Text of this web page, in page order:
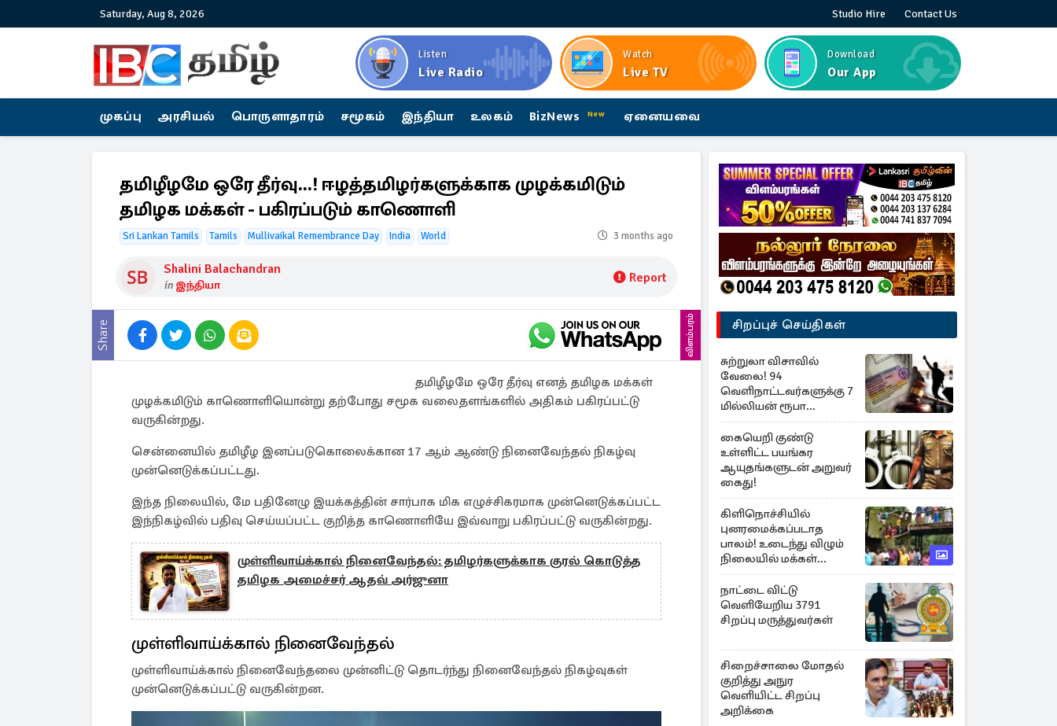
Saturday, Aug 8, 2026 Studio Hire Contact Us
Listen
Live Radio
Watch
Live TV
Download
Our App
முகப்பு அரசியல் பொருளாதாரம் சமூகம் இந்தியா உலகம் BizNews New ஏனையவை
தமிழீழமே ஒரே தீர்வு...! ஈழத்தமிழர்களுக்காக முழக்கமிடும்
தமிழக மக்கள் - பகிரப்படும் காணொளி
Sri Lankan Tamils Tamils Mullivaikal Remembrance Day India World 3 months ago
Shalini Balachandran
in இந்தியா Report
Share விளம்பரம்
தமிழீழமே ஒரே தீர்வு எனத் தமிழக மக்கள்
முழக்கமிடும் காணொளியொன்று தற்போது சமூக வலைதளங்களில் அதிகம் பகிரப்பட்டு
வருகின்றது.
சென்னையில் தமிழீழ இனப்படுகொலைக்கான 17 ஆம் ஆண்டு நினைவேந்தல் நிகழ்வு
முன்னெடுக்கப்பட்டது.
இந்த நிலையில், மே பதினேழு இயக்கத்தின் சார்பாக மிக எழுச்சிகரமாக முன்னெடுக்கப்பட்ட
இந்நிகழ்வில் பதிவு செய்யப்பட்ட குறித்த காணொளியே இவ்வாறு பகிரப்பட்டு வருகின்றது.
முள்ளிவாய்க்கால் நினைவேந்தல்: தமிழர்களுக்காக குரல் கொடுத்த
தமிழக அமைச்சர் ஆதவ் அர்ஜுனா
முள்ளிவாய்க்கால் நினைவேந்தல்
முள்ளிவாய்க்கால் நினைவேந்தலை முன்னிட்டு தொடர்ந்து நினைவேந்தல் நிகழ்வுகள்
முன்னெடுக்கப்பட்டு வருகின்றன.
சிறப்புச் செய்திகள்
சுற்றுலா விசாவில்
வேலை! 94
வெளிநாட்டவர்களுக்கு 7
மில்லியன் ரூபா
அபராதம்
கையெறி குண்டு
உள்ளிட்ட பயங்கர
ஆயுதங்களுடன் அறுவர்
கைது!
கிளிநொச்சியில்
புனரமைக்கப்படாத
பாலம்! உடைந்து விழும்
நிலையில் மக்கள்
போராட்டம்
நாட்டை விட்டு
வெளியேறிய 3791
சிறப்பு மருத்துவர்கள்
சிறைச்சாலை மோதல்
குறித்து அநுர
வெளியிட்ட சிறப்பு
அறிக்கை